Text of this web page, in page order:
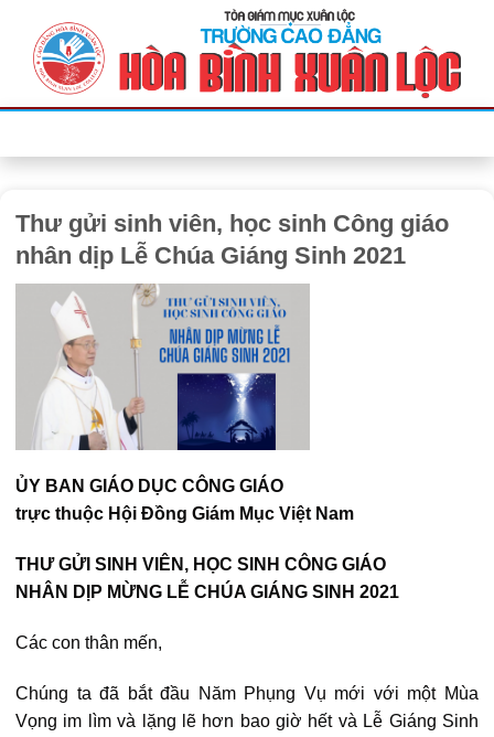
Thư gửi sinh viên, học sinh Công giáo
nhân dịp Lễ Chúa Giáng Sinh 2021
ỦY BAN GIÁO DỤC CÔNG GIÁO
trực thuộc Hội Đồng Giám Mục Việt Nam
THƯ GỬI SINH VIÊN, HỌC SINH CÔNG GIÁO
NHÂN DỊP MỪNG LỄ CHÚA GIÁNG SINH 2021
Các con thân mến,
Chúng ta đã bắt đầu Năm Phụng Vụ mới với một Mùa
Vọng im lìm và lặng lẽ hơn bao giờ hết và Lễ Giáng Sinh